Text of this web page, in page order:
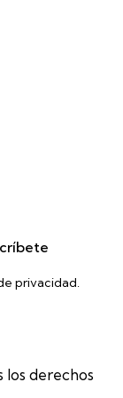
privacidad.
los derechos